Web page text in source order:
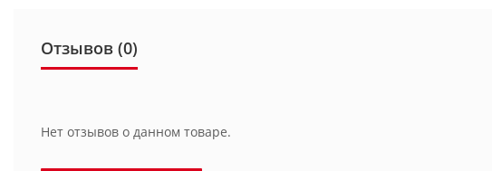
Отзывов (0)
Нет отзывов о данном товаре.